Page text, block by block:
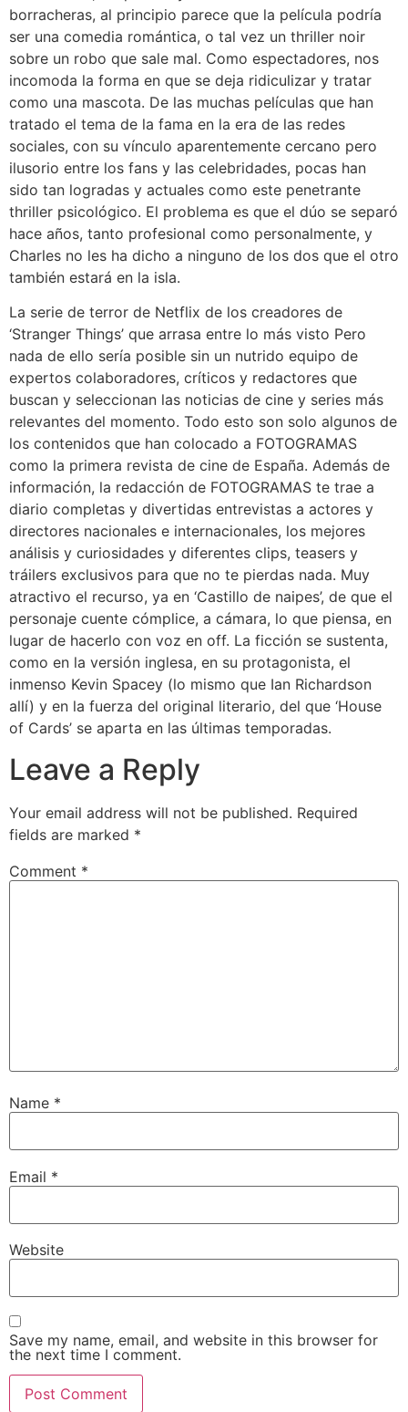
borracheras, al principio parece que la película podría
ser una comedia romántica, o tal vez un thriller noir
sobre un robo que sale mal. Como espectadores, nos
incomoda la forma en que se deja ridiculizar y tratar
como una mascota. De las muchas películas que han
tratado el tema de la fama en la era de las redes
sociales, con su vínculo aparentemente cercano pero
ilusorio entre los fans y las celebridades, pocas han
sido tan logradas y actuales como este penetrante
thriller psicológico. El problema es que el dúo se separó
hace años, tanto profesional como personalmente, y
Charles no les ha dicho a ninguno de los dos que el otro
también estará en la isla.
La serie de terror de Netflix de los creadores de
‘Stranger Things’ que arrasa entre lo más visto Pero
nada de ello sería posible sin un nutrido equipo de
expertos colaboradores, críticos y redactores que
buscan y seleccionan las noticias de cine y series más
relevantes del momento. Todo esto son solo algunos de
los contenidos que han colocado a FOTOGRAMAS
como la primera revista de cine de España. Además de
información, la redacción de FOTOGRAMAS te trae a
diario completas y divertidas entrevistas a actores y
directores nacionales e internacionales, los mejores
análisis y curiosidades y diferentes clips, teasers y
tráilers exclusivos para que no te pierdas nada. Muy
atractivo el recurso, ya en ‘Castillo de naipes’, de que el
personaje cuente cómplice, a cámara, lo que piensa, en
lugar de hacerlo con voz en off. La ficción se sustenta,
como en la versión inglesa, en su protagonista, el
inmenso Kevin Spacey (lo mismo que Ian Richardson
allí) y en la fuerza del original literario, del que ‘House
of Cards’ se aparta en las últimas temporadas.
Leave a Reply
Your email address will not be published. Required
fields are marked *
Comment *
Name *
Email *
Website
Save my name, email, and website in this browser for
the next time I comment.